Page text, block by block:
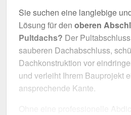
Sie suchen eine langlebige
Lösung für den oberen
Pultdachs? Der
sauberen Dachabschluss,
Dachkonstruktion vor
und verleiht Ihrem Bauprojekt
ansprechende Kante.